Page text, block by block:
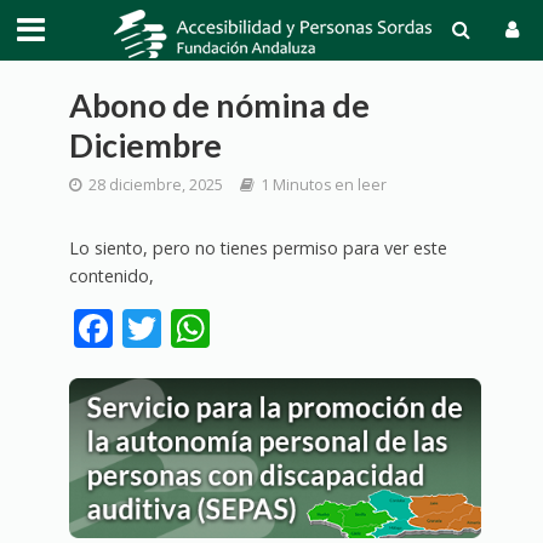
Abono de nómina de
Diciembre
28 diciembre, 2025 1 Minutos en leer
Lo siento, pero no tienes permiso para ver este
contenido,
F
ac
e
b
o
o
T
w
itt
er
W
h
at
s
A
p